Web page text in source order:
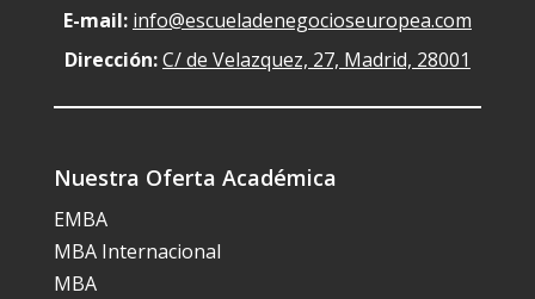
E-mail: info@escueladenegocioseuropea.com
Dirección:C/ de Velazquez, 27, Madrid, 28001
Nuestra Oferta Académica
EMBA
MBA Internacional
MBA